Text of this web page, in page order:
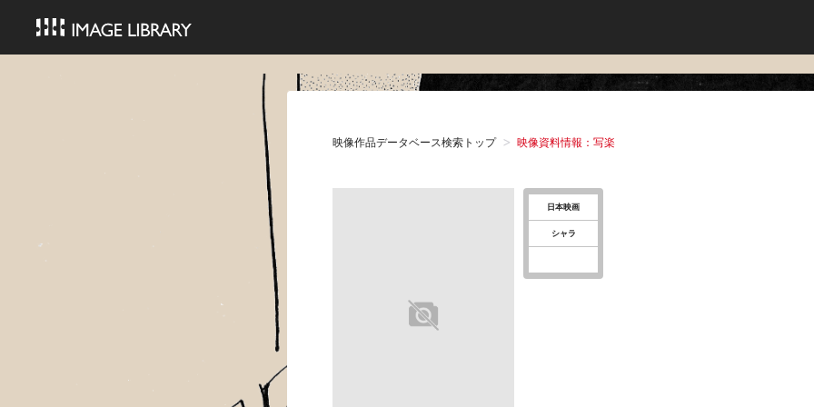
映像作品データベース検索トップ 映像資料情報：写楽
日本映画
シャラ